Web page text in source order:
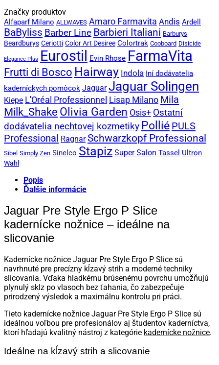
Značky produktov
Alfaparf Milano ALLWAVES Amaro Farmavita Andis Ardell
BaByliss Barber Line Barbieri Italiani Barburys
Beardburys Ceriotti Color Art Desiree Colortrak Cooboard Disicide
Elegance Plus Eurostil Evin Rhose FarmaVita
Frutti di Bosco Hairway Indola Iní dodávatelia
kaderníckych pomôcok Jaguar Jaguar Solingen
Kiepe L'Oréal Professionnel Lisap Milano Mila
Milk_Shake Olivia Garden Osis+ Ostatní
dodávatelia nechtovej kozmetiky Pollié PULS
Professional Ragnar Schwarzkopf Professional
Sibel Simply Zen Sinelco Stapiz Super Salon Tassel Ultron
Wahl
Popis
Ďalšie informácie
Jaguar Pre Style Ergo P Slice
kadernícke nožnice – ideálne na
slicovanie
Kadernícke nožnice Jaguar Pre Style Ergo P Slice sú
navrhnuté pre precízny kĺzavý strih a moderné techniky
slicovania. Vďaka hladkému brúsenému povrchu umožňujú
plynulý sklz po vlasoch bez ťahania, čo zabezpečuje
prirodzený výsledok a maximálnu kontrolu pri práci.
Tieto kadernícke nožnice Jaguar Pre Style Ergo P Slice sú
ideálnou voľbou pre profesionálov aj študentov kaderníctva,
ktorí hľadajú kvalitný nástroj z kategórie kadernícke nožnice.
Ideálne na kĺzavý strih a slicovanie